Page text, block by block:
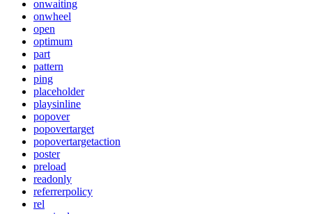
onwaiting
onwheel
open
optimum
part
pattern
ping
placeholder
playsinline
popover
popovertarget
popovertargetaction
poster
preload
readonly
referrerpolicy
rel